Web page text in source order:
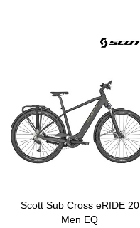
Scott Sub Cross eRIDE 20
Men EQ